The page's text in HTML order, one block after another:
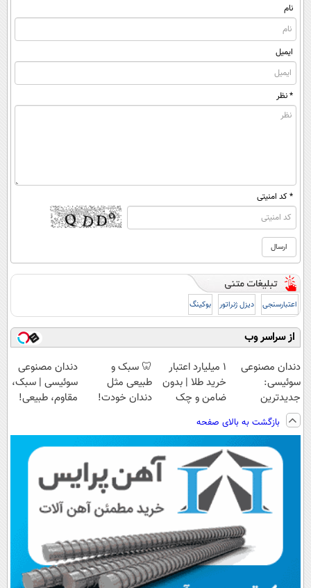
نام
ایمیل
* نظر
* کد امنیتی
اعتبارسنجی دیزل ژنراتور بوکینگ
از سراسر وب
دندان مصنوعی
سوئیسی:
جدیدترین
فناوری اروپا،
سبک و مقاوم |
پرداخت قسطی
۱ میلیارد اعتبار
خرید طلا | بدون
ضامن و چک
🦷 سبک و
طبیعی مثل
دندان خودت!
💳 📍 تهران
دندان مصنوعی
سوئیسی | سبک،
مقاوم، طبیعی!
اقساطی😍
بازگشت به بالای صفحه